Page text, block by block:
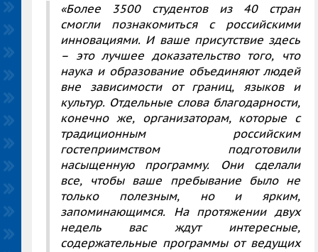
«Более 3500 студентов из 40 стран
смогли познакомиться с российскими
инновациями. И ваше присутствие здесь
– это лучшее доказательство того, что
наука и образование объединяют людей
вне зависимости от границ, языков и
культур. Отдельные слова благодарности,
конечно же, организаторам, которые с
традиционным российским
гостеприимством подготовили
насыщенную программу. Они сделали
все, чтобы ваше пребывание было не
только полезным, но и ярким,
запоминающимся. На протяжении двух
недель вас ждут интересные,
содержательные программы от ведущих